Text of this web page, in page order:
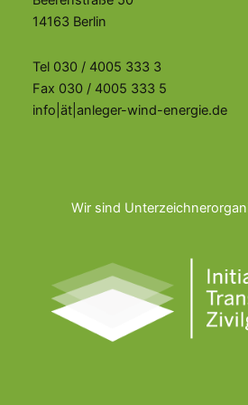
14163 Berlin
Tel 030 / 4005 333 3
Fax 030 / 4005 333 5
info|ät|anleger-wind-energie.de
Wir sind